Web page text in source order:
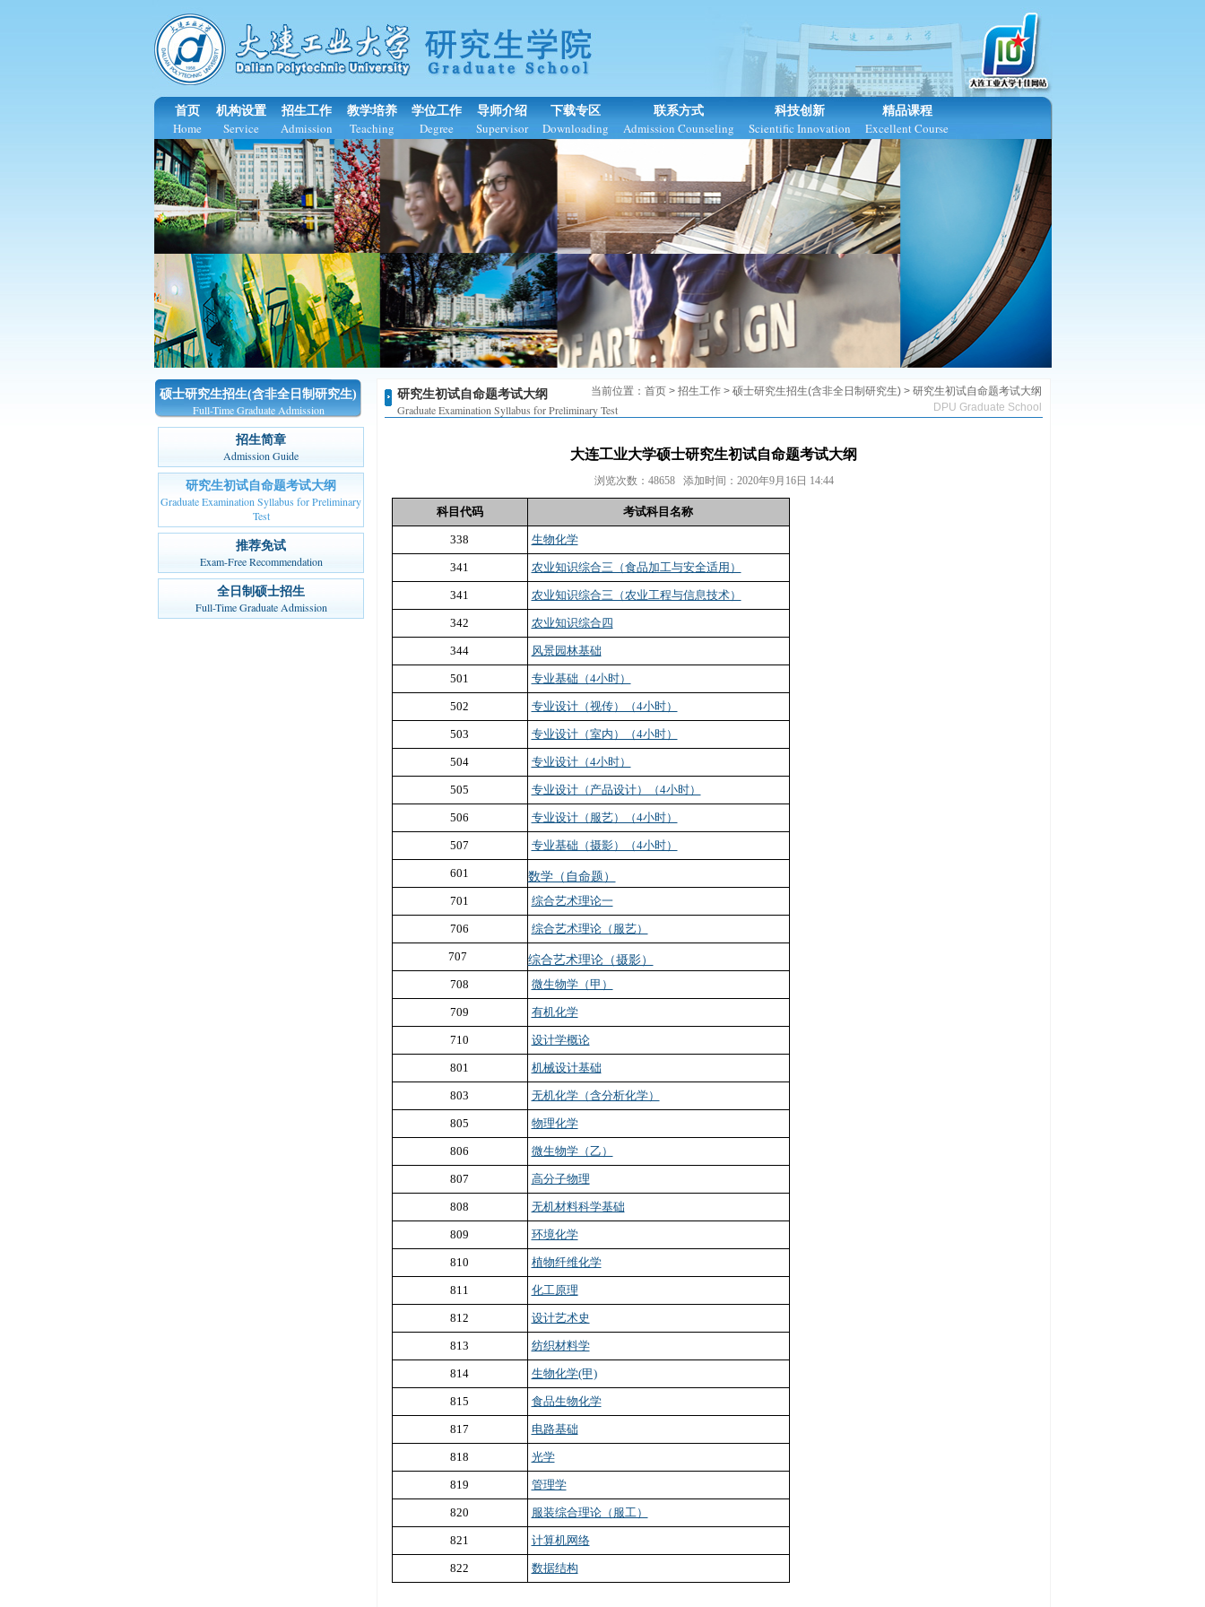
首页
Home
机构设置
Service
招生工作
Admission
教学培养
Teaching
学位工作
Degree
导师介绍
Supervisor
下载专区
Downloading
联系方式
Admission Counseling
科技创新
Scientific Innovation
精品课程
Excellent Course
硕士研究生招生(含非全日制研究生)
Full-Time Graduate Admission
招生简章
Admission Guide
研究生初试自命题考试大纲
Graduate Examination Syllabus for Preliminary
Test
推荐免试
Exam-Free Recommendation
全日制硕士招生
Full-Time Graduate Admission
研究生初试自命题考试大纲
Graduate Examination Syllabus for Preliminary Test
当前位置： 首页 > 招生工作 > 硕士研究生招生(含非全日制研究生) > 研究生初试自命题考试大纲
DPU Graduate School
大连工业大学硕士研究生初试自命题考试大纲
浏览次数：48658 添加时间：2020年9月16日 14:44
科目代码 考试科目名称
338 生物化学
341 农业知识综合三（食品加工与安全适用）
341 农业知识综合三（农业工程与信息技术）
342 农业知识综合四
344 风景园林基础
501 专业基础（4小时）
502 专业设计（视传）（4小时）
503 专业设计（室内）（4小时）
504 专业设计（4小时）
505 专业设计（产品设计）（4小时）
506 专业设计（服艺）（4小时）
507 专业基础（摄影）（4小时）
601
数学（自命题）
701
综合艺术理论一
706 综合艺术理论（服艺）
707
综合艺术理论（摄影）
708
微生物学（甲）
709 有机化学
710 设计学概论
801 机械设计基础
803 无机化学（含分析化学）
805 物理化学
806 微生物学（乙）
807 高分子物理
808 无机材料科学基础
809 环境化学
810 植物纤维化学
811 化工原理
812 设计艺术史
813 纺织材料学
814 生物化学(甲)
815 食品生物化学
817 电路基础
818 光学
819 管理学
820 服装综合理论（服工）
821 计算机网络
822 数据结构